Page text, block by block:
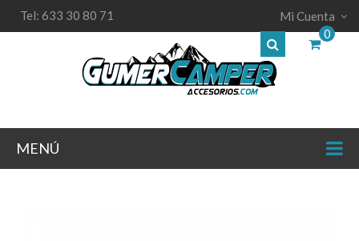
Tel: 633 30 80 71
Mi Cuenta
0
MENÚ